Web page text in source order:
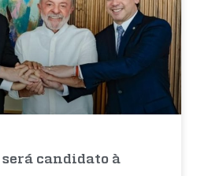
será candidato à